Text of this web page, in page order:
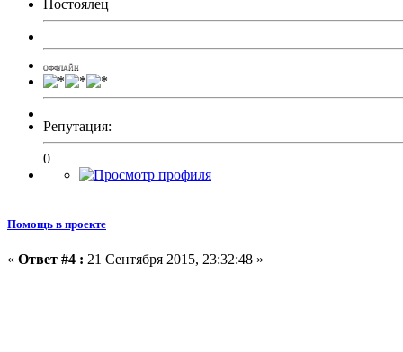
Постоялец
ОФФЛАЙН
Репутация:
0
Помощь в проекте
« Ответ #4 : 21 Сентября 2015, 23:32:48 »